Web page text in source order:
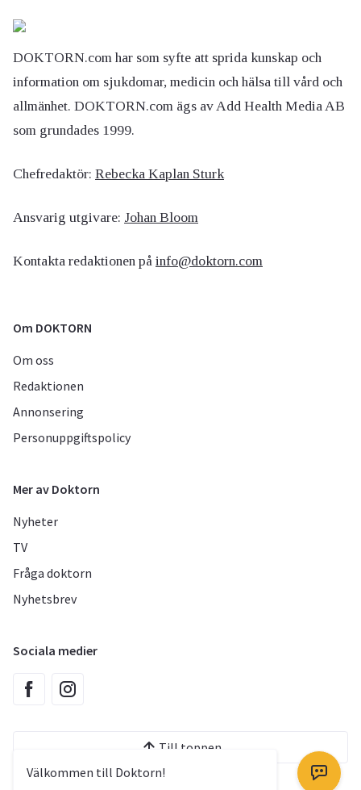
Välkommen till Doktorn!
DOKTORN.com har som syfte att sprida kunskap och
information om sjukdomar, medicin och hälsa till vård och
allmänhet. DOKTORN.com ägs av Add Health Media AB
som grundades 1999.
Chefredaktör: Rebecka Kaplan Sturk
Ansvarig utgivare: Johan Bloom
Kontakta redaktionen på info@doktorn.com
Om DOKTORN
Om oss
Redaktionen
Annonsering
Personuppgiftspolicy
Mer av Doktorn
Nyheter
TV
Fråga doktorn
Nyhetsbrev
Sociala medier
Till toppen